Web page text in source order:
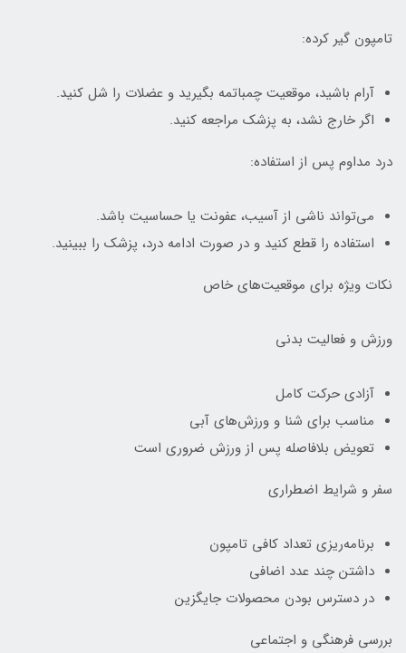
تامپون گیر کرده:
آرام باشید، موقعیت چمباتمه بگیرید و عضلات را شل کنید.
اگر خارج نشد، به پزشک مراجعه کنید.
درد مداوم پس از استفاده:
می‌تواند ناشی از آسیب، عفونت یا حساسیت باشد.
استفاده را قطع کنید و در صورت ادامه درد، پزشک را ببینید.
نکات ویژه برای موقعیت‌های خاص
ورزش و فعالیت بدنی
آزادی حرکت کامل
مناسب برای شنا و ورزش‌های آبی
تعویض بلافاصله پس از ورزش ضروری است
سفر و شرایط اضطراری
برنامه‌ریزی تعداد کافی تامپون
داشتن چند عدد اضافی
در دسترس بودن محصولات جایگزین
بررسی فرهنگی و اجتماعی